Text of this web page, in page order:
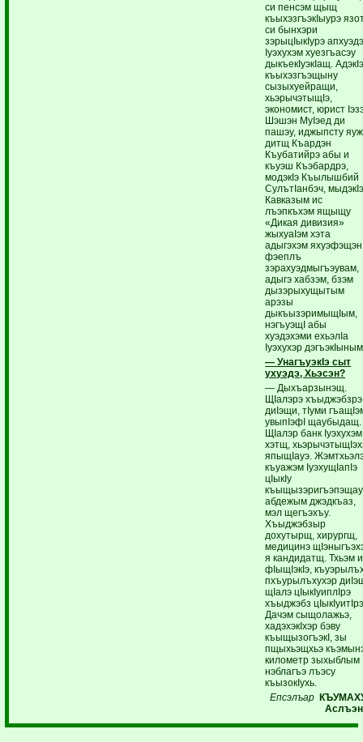
си пенсэм щыщ
къыхэзгъэкIыурэ
си бынхэри
зэрыцIыкIурэ
Iуэхухэм хуезгъасэу
дыкъекIуэкIащ.
къыхэзгъэщыну
сызыхуейращи,
хьэрычэтыщIэ,
экономист, юрист
Шэшэн МуIэед ди
пашэу, иджыпсту
дитщ Къардэн
Къубатийрэ абы и
къуэш Къэбардрэ,
модэкIэ Къылышбий
СулътIанбэч,
Кавказым ис
лъэпкъхэм ящыщу
«Дикая дивизия»
жыхуаIэм хэта
адыгэхэм яхуэфэщэн
фэеплъ
зэрахуэдмыгъэувам,
адыгэ хабзэм, бзэм
дызэрыхущытым
арэзы
дыкъызэримыщIым,
нэгъуэщI абы
хуэдэхэми ехьэлIа
Iуэхухэр
— УнагъуэкIэ сыт
ухуэдэ, Хьэсэн?
— Дыхъарзынэщ.
ЩIалэрэ хъыджэбзрэ
диIэщи, тIуми
увыпIэфI щаубыдащ.
ЩIалэр банк Iуэхухэм
хэтщ,
япыщIауэ.
къуажэм IуэхущIапIэ
цIыкIу
абдежым джэдкъаз,
мэл щегъэхъу.
Хъыджэбзыр
дохутырщ, хирургщ,
медицинэ
я кандидатщ. Тхьэм и
фIыщIэкIэ,
пхъурылъхухэр
щIалэ цIыкIуиплIрэ
хъыджэбз
Дачэм сыщолажьэ,
хадэхэкIхэр бэву
къыщызогъэкI, зы
пщыхьэщхьэ
километр зыхыблым
нэблагъэ лъэсу
къызокIухь.
Епсэлъар